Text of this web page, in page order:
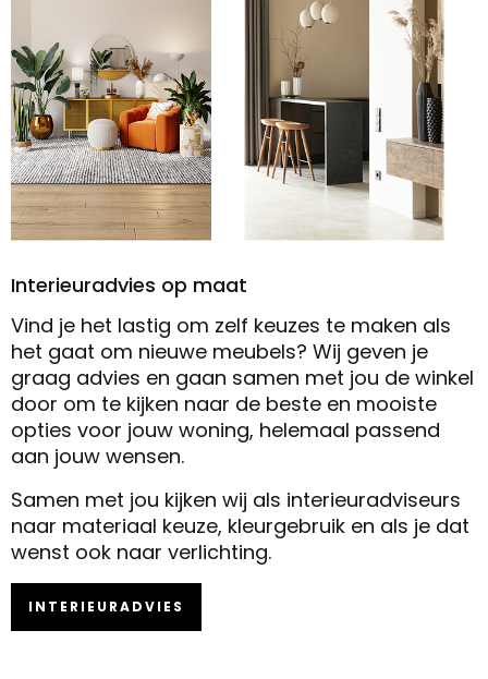
Interieuradvies op maat
Vind je het lastig om zelf keuzes te maken als
het gaat om nieuwe meubels? Wij geven je
graag advies en gaan samen met jou de winkel
door om te kijken naar de beste en mooiste
opties voor jouw woning, helemaal passend
aan jouw wensen.
Samen met jou kijken wij als interieuradviseurs
naar materiaal keuze, kleurgebruik en als je dat
wenst ook naar verlichting.
INTERIEURADVIES